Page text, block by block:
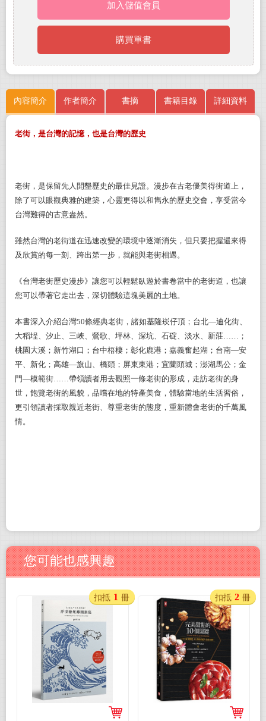
加入儲值會員
購買單書
內容簡介 作者簡介 書摘 書籍目錄 詳細資料
老街，是台灣的記憶，也是台灣的歷史
老街，是保留先人開墾歷史的最佳見證。漫步在古老優美得街道上，
除了可以眼觀典雅的建築，心靈更得以和雋永的歷史交會，享受當今
台灣難得的古意盎然。
雖然台灣的老街道在迅速改變的環境中逐漸消失，但只要把握還來得
及欣賞的每一刻、跨出第一步，就能與老街相遇。
《台灣老街歷史漫步》讓您可以輕鬆臥遊於書卷當中的老街道，也讓
您可以帶著它走出去，深切體驗這塊美麗的土地。
本書深入介紹台灣50條經典老街，諸如基隆崁仔頂；台北—迪化街、
大稻埕、汐止、三峽、鶯歌、坪林、深坑、石碇、淡水、新莊……；
桃園大溪；新竹湖口；台中梧棲；彰化鹿港；嘉義奮起湖；台南—安
平、新化；高雄—旗山、橋頭；屏東東港；宜蘭頭城；澎湖馬公；金
門—模範街……帶領讀者用去觀照一條老街的形成，走訪老街的身
世，飽覽老街的風貌，品嚐在地的特產美食，體驗當地的生活習俗，
更引領讀者採取親近老街、尊重老街的態度，重新體會老街的千萬風
情。
您可能也感興趣
扣抵 1 冊 扣抵 2 冊